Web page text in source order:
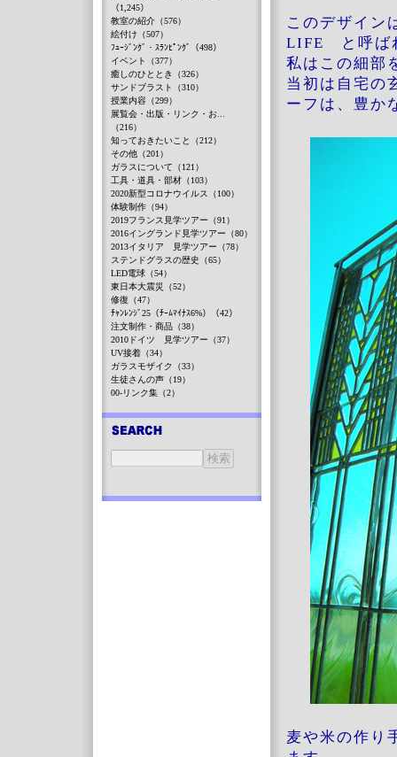
このデザイン
LIFE と呼ば
私はこの細部
当初は自宅の
ーフは、豊か
麦や米の作り
（1,245）
教室の紹介（576）
絵付け（507）
ﾌｭｰｼﾞﾝｸﾞ・ｽﾗﾝﾋﾟﾝｸﾞ（498）
イベント（377）
癒しのひととき（326）
サンドブラスト（310）
授業内容（299）
展覧会・出版・リンク・お...
（216）
知っておきたいこと（212）
その他（201）
ガラスについて（121）
工具・道具・部材（103）
2020新型コロナウイルス（100）
体験制作（94）
2019フランス見学ツアー（91）
2016イングランド見学ツアー（80）
2013イタリア 見学ツアー（78）
ステンドグラスの歴史（65）
LED電球（54）
東日本大震災（52）
修復（47）
ﾁｬﾝﾚﾝｼﾞ25（ﾁｰﾑﾏｲﾅｽ6%）（42）
注文制作・商品（38）
2010ドイツ 見学ツアー（37）
UV接着（34）
ガラスモザイク（33）
生徒さんの声（19）
00-リンク集（2）